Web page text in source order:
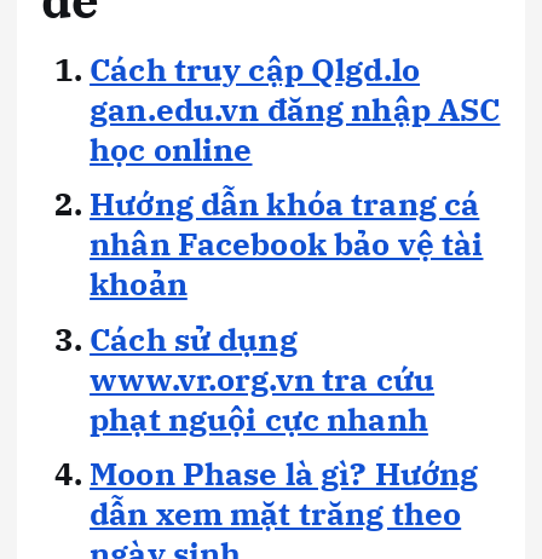
Cách truy cập Qlgd.lo
gan.edu.vn đăng nhập ASC
học online
Hướng dẫn khóa trang cá
nhân Facebook bảo vệ tài
khoản
Cách sử dụng
www.vr.org.vn tra cứu
phạt nguội cực nhanh
Moon Phase là gì? Hướng
dẫn xem mặt trăng theo